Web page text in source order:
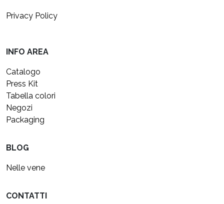
Privacy Policy
INFO AREA
Catalogo
Press Kit
Tabella colori
Negozi
Packaging
BLOG
Nelle vene
CONTATTI